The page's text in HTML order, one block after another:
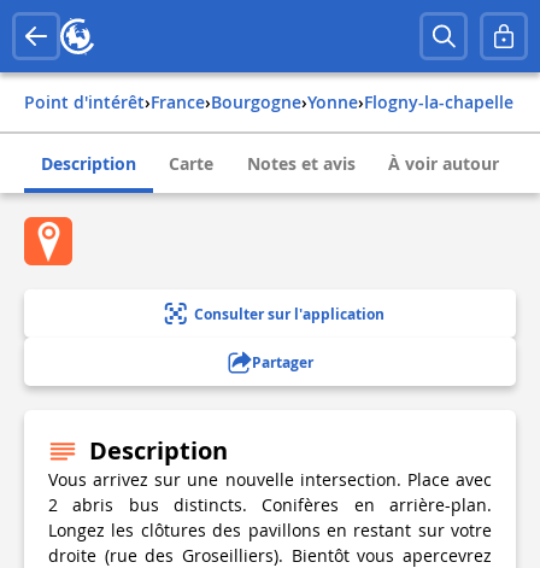
Point d'intérêt› france› bourgogne› yonne› flogny-la-chapelle
Description Carte Notes et avis À voir autour
Consulter sur l'application
Partager
Description
Vous arrivez sur une nouvelle intersection. Place avec
2 abris bus distincts. Conifères en arrière-plan.
Longez les clôtures des pavillons en restant sur votre
droite (rue des Groseilliers). Bientôt vous apercevrez